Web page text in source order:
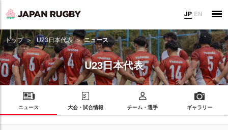
JP EN
トップ U23日本代表 ニュース
U23日本代表
ニュース 大会・試合情報 チーム・選手 ギャラリー